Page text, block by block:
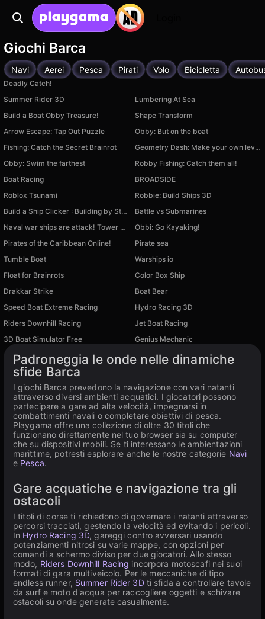
Giochi Barca
Navi Aerei Pesca Pirati Volo Bicicletta
Deadly Catch!
Summer Rider 3D
Lumbering At Sea
Build a Boat Obby Treasure!
Shape Transform
Arrow Escape: Tap Out Puzzle
Obby: But on the boat
Fishing: Catch the Secret Brainrot
Geometry Dash: Make your own level with a ship
Obby: Swim the farthest
Robby Fishing: Catch them all!
Boat Racing
BROADSIDE
Roblox Tsunami
Robbie: Build Ships 3D
Build a Ship Clicker : Building by Steps
Battle vs Submarines
Naval war ships are attack! Tower base defense
Obbi: Go Kayaking!
Pirates of the Caribbean Online!
Pirate sea
Tumble Boat
Warships io
Float for Brainrots
Color Box Ship
Drakkar Strike
Boat Bear
Speed Boat Extreme Racing Hydro Racing 3D
Riders Downhill Racing Jet Boat Racing
Disponibile su PC
3D Boat Simulator Free Genius Mechanic
Padroneggia le onde nelle dinamiche
sfide Barca
I giochi Barca prevedono la navigazione con vari natanti
attraverso diversi ambienti acquatici. I giocatori possono
partecipare a gare ad alta velocità, impegnarsi in
combattimenti navali o completare obiettivi di pesca.
Playgama offre una collezione di oltre 30 titoli che
funzionano direttamente nel tuo browser sia su computer
che su dispositivi mobili. Se ti interessano le ambientazioni
marittime, potresti esplorare anche le nostre categorie Navi
e Pesca.
Gare acquatiche e navigazione tra gli
ostacoli
I titoli di corse ti richiedono di governare i natanti attraverso
percorsi tracciati, gestendo la velocità ed evitando i pericoli.
In Hydro Racing 3D, gareggi contro avversari usando
potenziamenti nitrosi su varie mappe, con opzioni per
comandi a schermo diviso per due giocatori. Allo stesso
modo, Riders Downhill Racing incorpora motoscafi nei suoi
formati di gara multiveicolo. Per le meccaniche di tipo
endless runner, Summer Rider 3Dti sfida a controllare tavole
da surf e moto d'acqua per raccogliere oggetti e schivare
ostacoli su onde generate casualmente.